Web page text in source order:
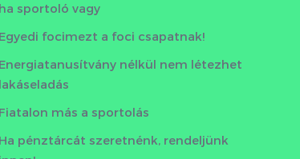
ha sportoló vagy
Egyedi focimezt a foci csapatnak!
Energiatanusítvány nélkül nem létezhet
lakáseladás
Fiatalon más a sportolás
Ha pénztárcát szeretnénk, rendeljünk